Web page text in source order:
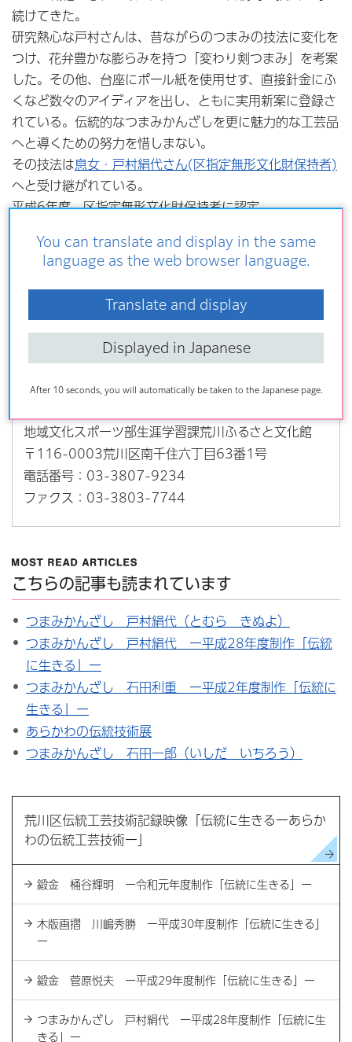
You can translate and display in the same
language as the web browser language.
Translate and display
Displayed in Japanese
After 10 seconds, you will automatically be taken to the Japanese page.
続けてきた。
研究熱心な戸村さんは、昔ながらのつまみの技法に変化を
つけ、花弁豊かな膨らみを持つ「変わり剣つまみ」を考案
した。その他、台座にポール紙を使用せす、直接針金にふ
くなど数々のアイディアを出し、ともに実用新案に登録さ
れている。伝統的なつまみかんざしを更に魅力的な工芸品
へと導くための努力を惜しまない。
その技法は息女・戸村絹代さん(区指定無形文化財保持者)
へと受け継がれている。
平成6年度、区指定無形文化財保持者に認定。
関連リンク
つまみかんざし 戸村絹代さんの「伝統に生きる」
お問い合わせ
地域文化スポーツ部生涯学習課荒川ふるさと文化館
〒116-0003荒川区南千住六丁目63番1号
電話番号：03-3807-9234
ファクス：03-3803-7744
こちらの記事も読まれています
つまみかんざし 戸村絹代（とむら きぬよ）
つまみかんざし 戸村絹代 ー平成28年度制作「伝統
に生きる」ー
つまみかんざし 石田利重 ー平成2年度制作「伝統に
生きる」ー
あらかわの伝統技術展
つまみかんざし 石田一郎（いしだ いちろう）
荒川区伝統工芸技術記録映像「伝統に生きるーあらか
わの伝統工芸技術ー」
鍛金 桶谷輝明 ー令和元年度制作「伝統に生きる」ー
木版画摺 川嶋秀勝 ー平成30年度制作「伝統に生きる」
ー
鍛金 菅原悦夫 ー平成29年度制作「伝統に生きる」ー
つまみかんざし 戸村絹代 ー平成28年度制作「伝統に生
きる」ー